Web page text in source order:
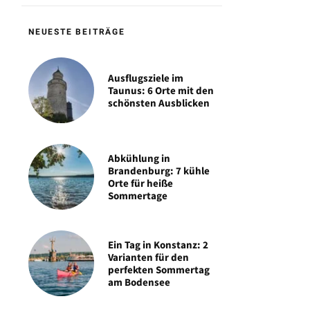
NEUESTE BEITRÄGE
Ausflugsziele im
Taunus: 6 Orte mit den
schönsten Ausblicken
Abkühlung in
Brandenburg: 7 kühle
Orte für heiße
Sommertage
Ein Tag in Konstanz: 2
Varianten für den
perfekten Sommertag
am Bodensee